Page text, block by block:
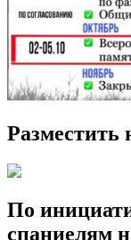
Разместить
По
спаниелям